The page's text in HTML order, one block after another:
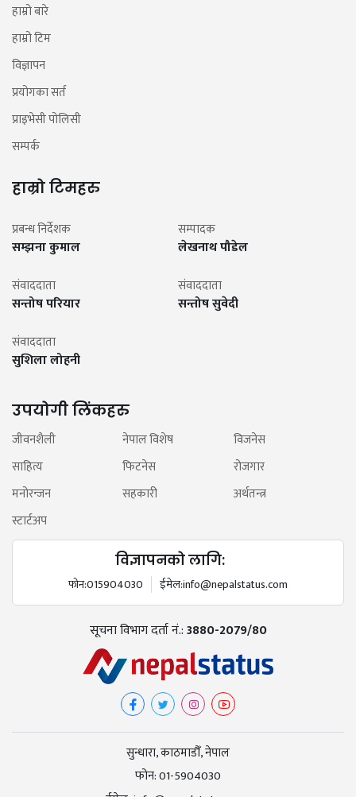
हाम्रो बारे
हाम्रो टिम
विज्ञापन
प्रयोगका सर्त
प्राइभेसी पोलिसी
सम्पर्क
हाम्रो टिमहरु
प्रबन्ध निर्देशक
सम्झना कुमाल
सम्पादक
लेखनाथ पौडेल
संवाददाता
सन्तोष परियार
संवाददाता
सन्तोष सुवेदी
संवाददाता
सुशिला लोहनी
उपयोगी लिंकहरु
जीवनशैली नेपाल विशेष
विजनेस
साहित्य
फिटनेस
रोजगार
मनोरन्जन
सहकारी
अर्थतन्त्र
स्टार्टअप
विज्ञापनको लागि:
फोन:015904030 ईमेल:info@nepalstatus.com
सूचना विभाग दर्ता नं.:3880-2079/80
सुन्धारा, काठमाडौँ, नेपाल
फोन:01-5904030